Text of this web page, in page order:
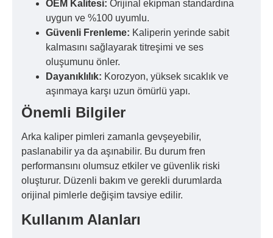
OEM Kalitesi: Orijinal ekipman standardına
uygun ve %100 uyumlu.
Güvenli Frenleme: Kaliperin yerinde sabit
kalmasını sağlayarak titreşimi ve ses
oluşumunu önler.
Dayanıklılık: Korozyon, yüksek sıcaklık ve
aşınmaya karşı uzun ömürlü yapı.
Önemli Bilgiler
Arka kaliper pimleri zamanla gevşeyebilir,
paslanabilir ya da aşınabilir. Bu durum fren
performansını olumsuz etkiler ve güvenlik riski
oluşturur. Düzenli bakım ve gerekli durumlarda
orijinal pimlerle değişim tavsiye edilir.
Kullanım Alanları